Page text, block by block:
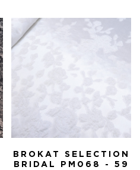
BROKAT SELECTION
BRIDAL PM068 - 59